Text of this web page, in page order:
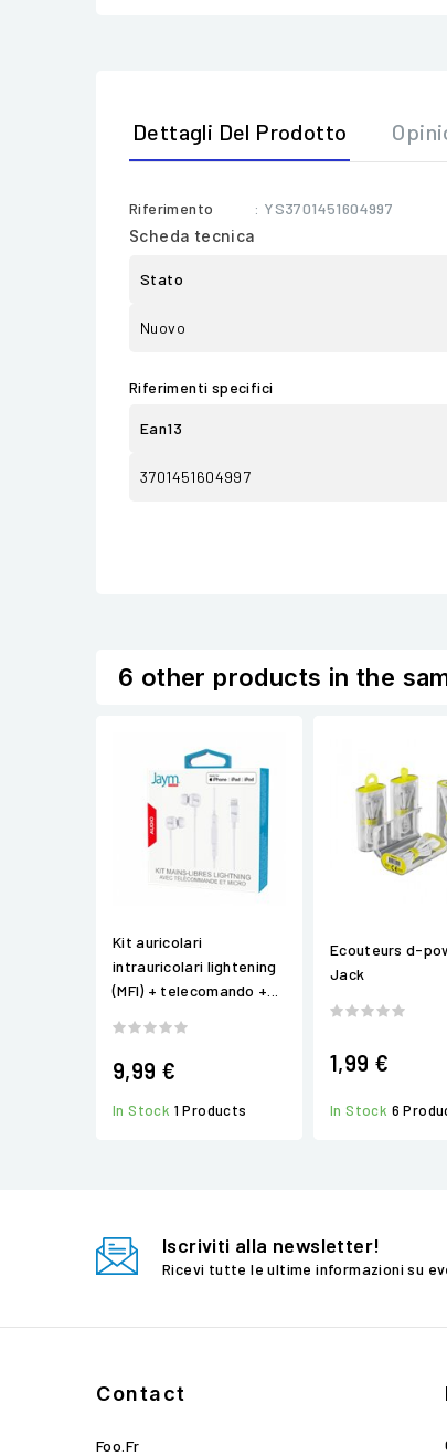
Dettagli Del Prodotto
Riferimento
: YS3701451604997
Scheda tecnica
Stato
Nuovo
Riferimenti specifici
Ean13
3701451604997
6 other products in the
Kit auricolari
intrauricolari lightening
(MFI) + telecomando +...
9,99 €
In Stock 1 Products
Ecouteurs d-
Jack
1,99 €
In Stock 6
Iscriviti alla newsletter!
Ricevi tutte le ultime informazioni su
Contact
Foo.fr